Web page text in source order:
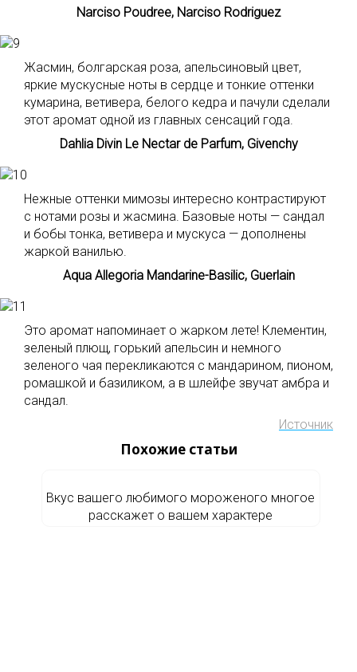
Narciso Poudree, Narciso Rodriguez
Жасмин, болгарская роза, апельсиновый цвет,
яркие мускусные ноты в сердце и тонкие оттенки
кумарина, ветивера, белого кедра и пачули сделали
этот аромат одной из главных сенсаций года.
Dahlia Divin Le Nectar de Parfum, Givenchy
Нежные оттенки мимозы интересно контрастируют
с нотами розы и жасмина. Базовые ноты — сандал
и бобы тонка, ветивера и мускуса — дополнены
жаркой ванилью.
Aqua Allegoria Mandarine-Basilic, Guerlain
Это аромат напоминает о жарком лете! Клементин,
зеленый плющ, горький апельсин и немного
зеленого чая перекликаются с мандарином, пионом,
ромашкой и базиликом, а в шлейфе звучат амбра и
сандал.
Источник
Похожие статьи
Вкус вашего любимого мороженого многое
расскажет о вашем характере